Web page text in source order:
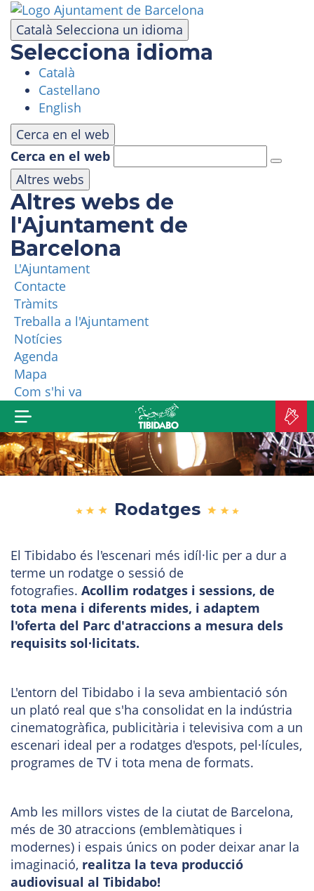
Català Selecciona un idioma
Selecciona idioma
Català
Castellano
English
Cerca en el web
Cerca en el web
Altres webs
Altres webs de
l'Ajuntament de
Barcelona
L'Ajuntament
Contacte
Tràmits
Treballa a l'Ajuntament
Notícies
Agenda
Mapa
Com s'hi va
Vés
contingut
VISITA
PARC D'ATRACCIONS
ÀREA PANORÀMICA
MASIA TIBIDABO
FUNICULAR
TIBICLUB
QUI SOM?
MÉS PRODUCTES
Rodatges
El Tibidabo és l'escenari més idíl·lic per a dur a
terme un rodatge o sessió de
fotografies. Acollim rodatges i sessions, de
tota mena i diferents mides, i adaptem
l'oferta del Parc d'atraccions a mesura dels
requisits sol·licitats.
L'entorn del Tibidabo i la seva ambientació són
un plató real que s'ha consolidat en la indústria
cinematogràfica, publicitària i televisiva com a un
escenari ideal per a rodatges d'espots, pel·lícules,
programes de TV i tota mena de formats.
Amb les millors vistes de la ciutat de Barcelona,
més de 30 atraccions (emblemàtiques i
modernes) i espais únics on poder deixar anar la
imaginació, realitza la teva producció
audiovisual al Tibidabo!